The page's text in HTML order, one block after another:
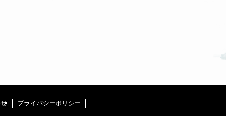
プライバシーポリシー